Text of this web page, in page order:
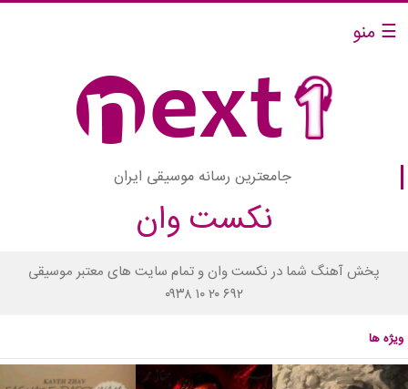
☰ منو
جامعترین رسانه موسیقی ایران
نکست وان
پخش آهنگ شما در نکست وان و تمام سایت های معتبر موسیقی
۰۹۳۸ ۱۰ ۲۰ ۶۹۲
ویژه ها